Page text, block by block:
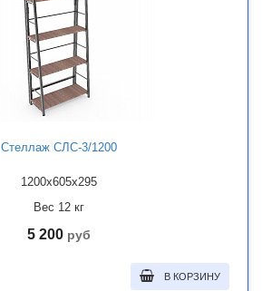
Стеллаж СЛС-3/1200
1200x605x295
Вес 12 кг
5 200 руб
В КОРЗИНУ